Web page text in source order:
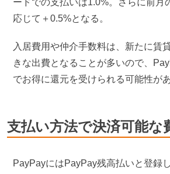
ードでの支払いは1.0%。さらに前月
応じて＋0.5%となる。
入居費用や仲介手数料は、新たに賃
きな出費となることが多いので、
でお得に還元を受けられる可能性があ
支払い方法で決済可能な
PayPayにはPayPay残高払いと登録